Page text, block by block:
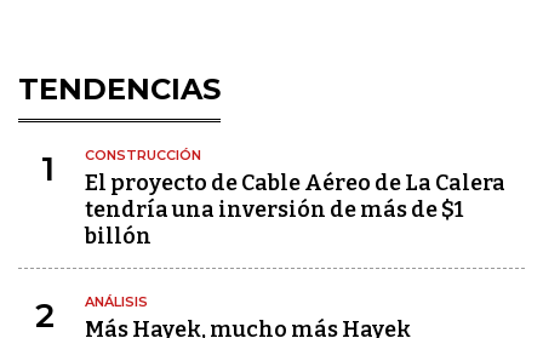
TENDENCIAS
1 CONSTRUCCIÓN
El proyecto de Cable Aéreo de La Calera
tendría una inversión de más de $1
billón
2 ANÁLISIS
Más Hayek, mucho más Hayek